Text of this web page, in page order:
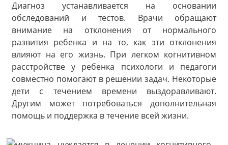
Диагноз устанавливается на основании
обследований и тестов. Врачи обращают
внимание на отклонения от нормального
развития ребенка и на то, как эти отклонения
влияют на его жизнь. При легком когнитивном
расстройстве у ребенка психологи и педагоги
совместно помогают в решении задач. Некоторые
дети с течением времени выздоравливают.
Другим может потребоваться дополнительная
помощь и поддержка в течение всей жизни.